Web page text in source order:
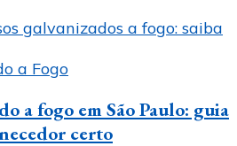
a Fogo
a fogo em São Paulo: guia
certo